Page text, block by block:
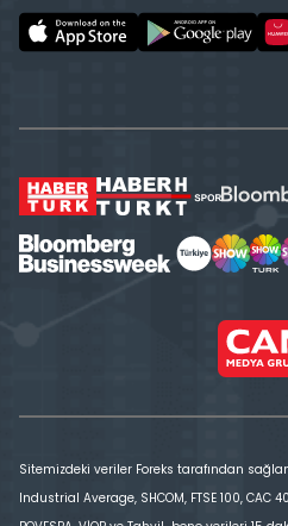
Sitemizdeki veriler Foreks tarafından
Industrial Average, SHCOM, FTSE 100, CAC